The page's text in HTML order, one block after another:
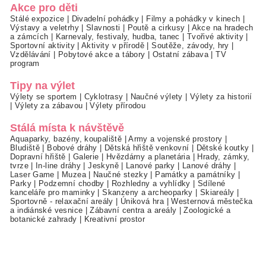
Akce pro děti
Stálé expozice | Divadelní pohádky | Filmy a pohádky v kinech |
Výstavy a veletrhy|Slavnosti | Poutě a cirkusy | Akce na hradech
a zámcích | Karnevaly, festivaly, hudba, tanec | Tvořivé aktivity |
Sportovní aktivity|Aktivity v přírodě |Soutěže, závody, hry |
Vzdělávání | Pobytové akce a tábory | Ostatní zábava |TV
program
Tipy na výlet
Výlety se sportem | Cyklotrasy | Naučné výlety | Výlety za historií
| Výlety za zábavou |Výlety přírodou
Stálá místa k návštěvě
Aquaparky, bazény, koupaliště |Army a vojenské prostory |
Bludiště | Bobové dráhy | Dětská hřiště venkovní | Dětské koutky |
Dopravní hřiště | Galerie | Hvězdárny a planetária | Hrady, zámky,
tvrze| In-line dráhy |Jeskyně| Lanové parky | Lanové dráhy |
Laser Game | Muzea| Naučné stezky | Památky a památníky |
Parky| Podzemní chodby | Rozhledny a vyhlídky | Sdílené
kanceláře pro maminky |Skanzeny a archeoparky | Skiareály |
Sportovně - relaxační areály | Úniková hra |Westernová městečka
a indiánské vesnice |Zábavní centra a areály |Zoologické a
botanické zahrady | Kreativní prostor